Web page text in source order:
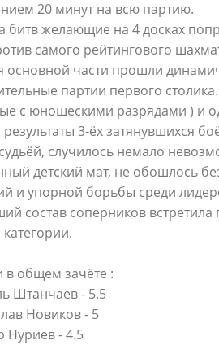
20 минут на всю партию.
битв желающие на 4 досках
самого рейтингового
основной части прошли
партии первого
с юношескими разрядами ) и
результаты 3-ёх затянувшихся
случилось немало
детский мат, не обошлось
и упорной борьбы среди
состав соперников встретила
в общем зачёте :
Штанчаев - 5.5
Новиков - 5
Нуриев - 4.5